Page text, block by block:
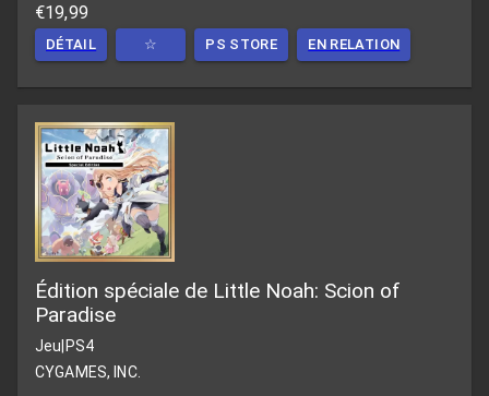
€19,99
DÉTAIL ☆ PS STORE EN RELATION
Édition spéciale de Little Noah: Scion of
Paradise
Jeu|PS4
CYGAMES, INC.